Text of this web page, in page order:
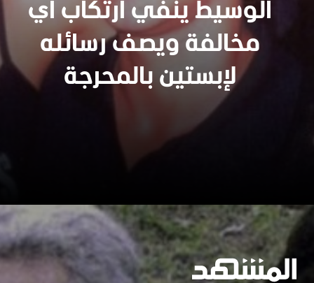
الوسيط ينفي ارتكاب أي
مخالفة ويصف رسائله
لإبستين بالمحرجة
سنجدهــم كلهـم
وسيعاقبون جميعا